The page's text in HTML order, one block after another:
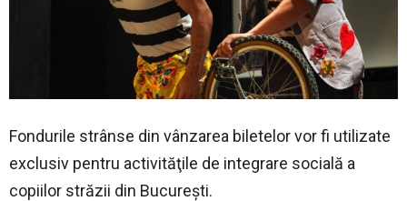
Fondurile strânse din vânzarea biletelor vor fi utilizate
exclusiv pentru activităţile de integrare socială a
copiilor străzii din Bucureşti.